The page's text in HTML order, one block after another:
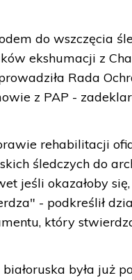
do wszczęcia
ekshumacji z
Rada
z PAP -
rehabilitacji
śledczych do
jeśli okazałoby
- podkreślił
który
białoruska była już